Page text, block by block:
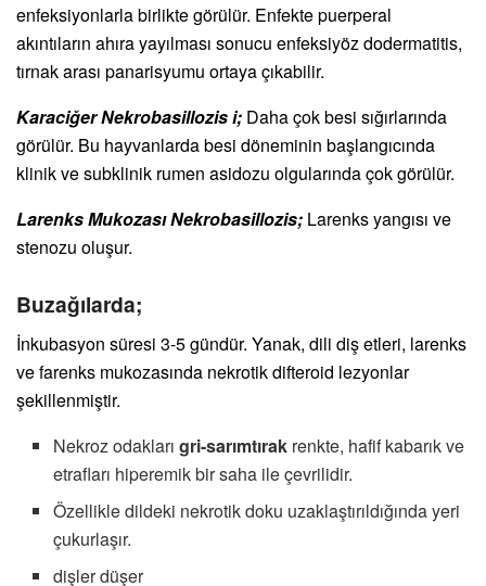
enfeksiyonlarla birlikte görülür. Enfekte puerperal
akıntıların ahıra yayılması sonucu enfeksiyöz dodermatitis,
tırnak arası panarisyumu ortaya çıkabilir.
Karaciğer Nekrobasillozis i; Daha çok besi sığırlarında
görülür. Bu hayvanlarda besi döneminin başlangıcında
klinik ve subklinik rumen asidozu olgularında çok görülür.
Larenks Mukozası Nekrobasillozis; Larenks yangısı ve
stenozu oluşur.
Buzağılarda;
İnkubasyon süresi 3-5 gündür. Yanak, dili diş etleri, larenks
ve farenks mukozasında nekrotik difteroid lezyonlar
şekillenmiştir.
Nekroz odaklarıgri-sarımtırak renkte, hafif kabarık ve
etrafları hiperemik bir saha ile çevrilidir.
Özellikle dildeki nekrotik doku uzaklaştırıldığında yeri
çukurlaşır.
dişler düşer